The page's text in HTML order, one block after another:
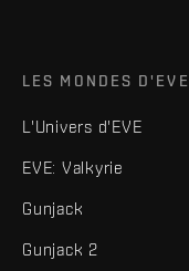
LES MONDES D'EVE
L'Univers d'EVE
EVE: Valkyrie
Gunjack
Gunjack 2